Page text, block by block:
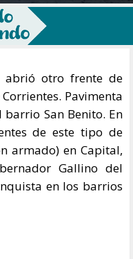
abrió otro frente de
Pavimenta
barrio San Benito. En
de este tipo de
armado) en Capital,
Gallino del
en los barrios